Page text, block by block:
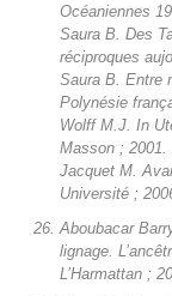
Océaniennes
Saura B. Des
réciproques
Saura B. Entre
Polynésie
Wolff M.J. In
Masson ; 2001.
Jacquet M.
Université ;
Aboubacar
lignage .
L’Harmattan ;